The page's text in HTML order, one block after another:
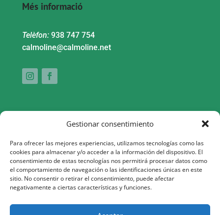
Gestionar consentimiento
Para ofrecer las mejores experiencias, utilizamos tecnologías como las
cookies para almacenar y/o acceder a la información del dispositivo. El
consentimiento de estas tecnologías nos permitirá procesar datos como
el comportamiento de navegación o las identificaciones únicas en este
sitio. No consentir o retirar el consentimiento, puede afectar
negativamente a ciertas características y funciones.
Més informació
Telèfon:938 747 754
calmoline@calmoline.net
Aquesta actuació està impulsada i subvencionada pel Servei
Públic d’Ocupació de Catalunya i finançada al 100% pel Fons
Social Europeu com a part de la resposta de la Unió Europea